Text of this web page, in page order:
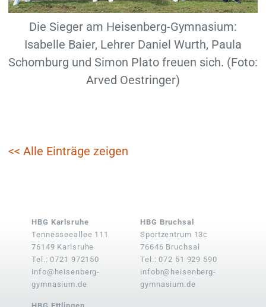
Die Sieger am Heisenberg-Gymnasium:
Isabelle Baier, Lehrer Daniel Wurth, Paula
Schomburg und Simon Plato freuen sich. (Foto:
Arved Oestringer)
<< Alle Einträge zeigen
HBG Karlsruhe
Tennesseeallee 111
76149 Karlsruhe
Tel.: 0721 972150
info@heisenberg-
gymnasium.de
HBG Bruchsal
Sportzentrum 13c
76646 Bruchsal
Tel.: 072 51 929 590
infobr@heisenberg-
gymnasium.de